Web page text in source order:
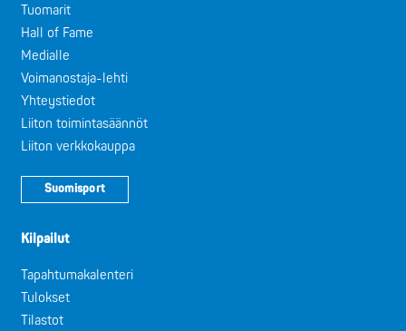
Tuomarit
Hall of Fame
Medialle
Voimanostaja-lehti
Yhteystiedot
Liiton toimintasäännöt
Liiton verkkokauppa
Suomisport
Kilpailut
Tapahtumakalenteri
Tulokset
Tilastot